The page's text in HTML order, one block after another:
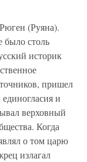
(Руяна).
было столь
историк
пришел
и
верховный
Когда
о том царю
излагал